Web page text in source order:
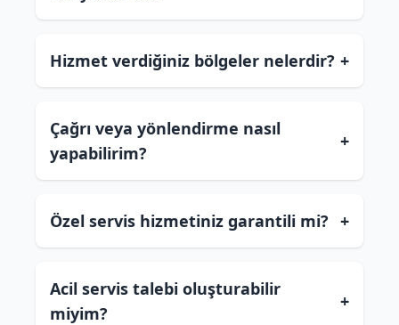
Hizmet verdiğiniz bölgeler nelerdir? +
Çağrı veya yönlendirme nasıl
yapabilirim?
+
Özel servis hizmetiniz garantili mi? +
Acil servis talebi oluşturabilir
miyim?
+